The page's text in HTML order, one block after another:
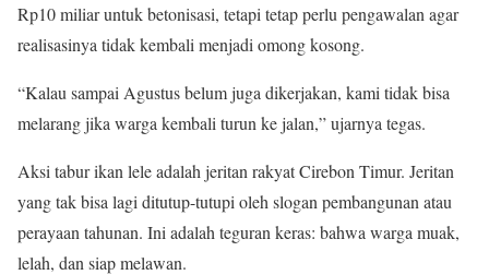
Rp10 miliar untuk betonisasi, tetapi tetap perlu pengawalan agar
realisasinya tidak kembali menjadi omong kosong.
“Kalau sampai Agustus belum juga dikerjakan, kami tidak bisa
melarang jika warga kembali turun ke jalan,” ujarnya tegas.
Aksi tabur ikan lele adalah jeritan rakyat Cirebon Timur. Jeritan
yang tak bisa lagi ditutup-tutupi oleh slogan pembangunan atau
perayaan tahunan. Ini adalah teguran keras: bahwa warga muak,
lelah, dan siap melawan.